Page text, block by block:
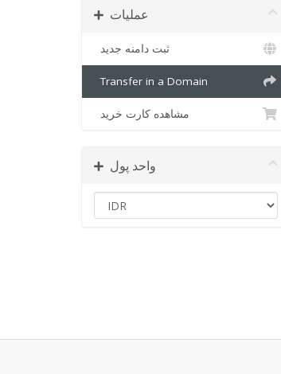
عملیات
ثبت دامنه جدید
Transfer in a Domain
مشاهده کارت خرید
واحد پول